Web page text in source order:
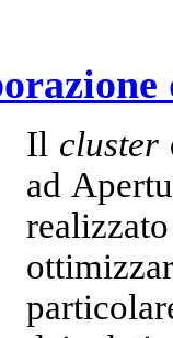
Il cluster
ad